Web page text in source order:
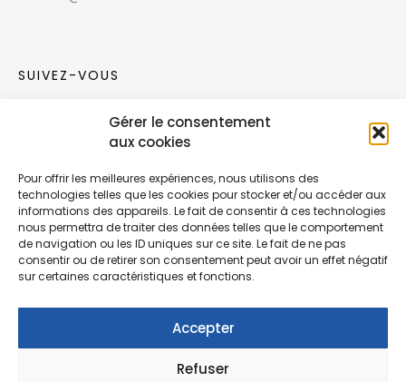
Gérer le consentement
aux cookies
Pour offrir les meilleures expériences, nous utilisons des
technologies telles que les cookies pour stocker et/ou accéder aux
informations des appareils. Le fait de consentir à ces technologies
nous permettra de traiter des données telles que le comportement
de navigation ou les ID uniques sur ce site. Le fait de ne pas
consentir ou de retirer son consentement peut avoir un effet négatif
sur certaines caractéristiques et fonctions.
Accepter
Refuser
SUIVEZ-VOUS
Rejoignez notre communauté sur les réseaux
Nouvelles collections, vie de l’équipe ou
inspirations : soyez informés de nos dernières
actualités.
© Copyright Fonction Meuble